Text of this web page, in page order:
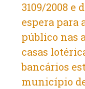
3109/2008 e
espera para
público nas
casas
bancários
município